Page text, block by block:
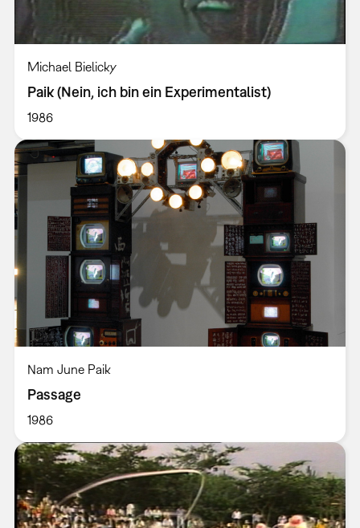
Michael Bielicky
Paik (Nein, ich bin ein Experimentalist)
1986
Nam June Paik
Passage
1986